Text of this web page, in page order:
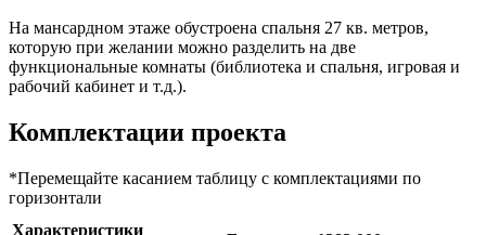
На мансардном этаже обустроена спальня 27 кв. метров,
которую при желании можно разделить на две
функциональные комнаты (библиотека и спальня, игровая и
рабочий кабинет и т.д.).
Комплектации проекта
*Перемещайте касанием таблицу с комплектациями по
горизонтали
Характеристики